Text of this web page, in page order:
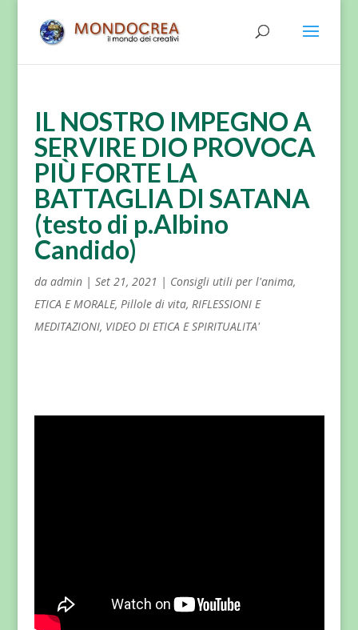
IL NOSTRO IMPEGNO A
SERVIRE DIO PROVOCA
PIÙ FORTE LA
BATTAGLIA DI SATANA
(testo di p.Albino
Candido)
da admin| Set 21, 2021 | Consigli utili per l'anima,
ETICA E MORALE, Pillole di vita, RIFLESSIONI E
MEDITAZIONI, VIDEO DI ETICA E SPIRITUALITA'